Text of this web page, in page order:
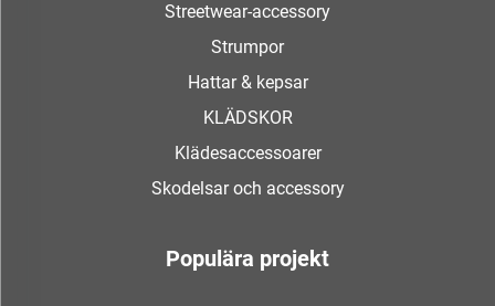
Streetwear-accessory
Strumpor
Hattar & kepsar
KLÄDSKOR
Klädesaccessoarer
Skodelsar och accessory
Populära projekt